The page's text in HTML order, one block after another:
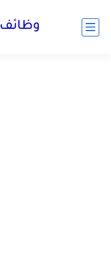
وظائف